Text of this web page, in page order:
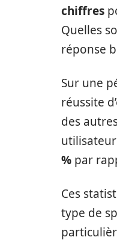
chiffres
Quelles
réponse
Sur une
réussite
des
% par
Ces
type de